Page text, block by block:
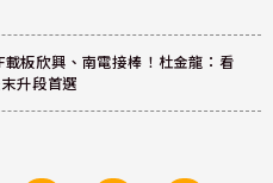
板欣興、南電接棒！杜金龍：看
升段首選